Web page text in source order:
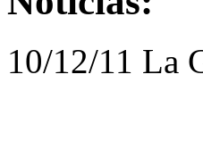
10/12/11 La